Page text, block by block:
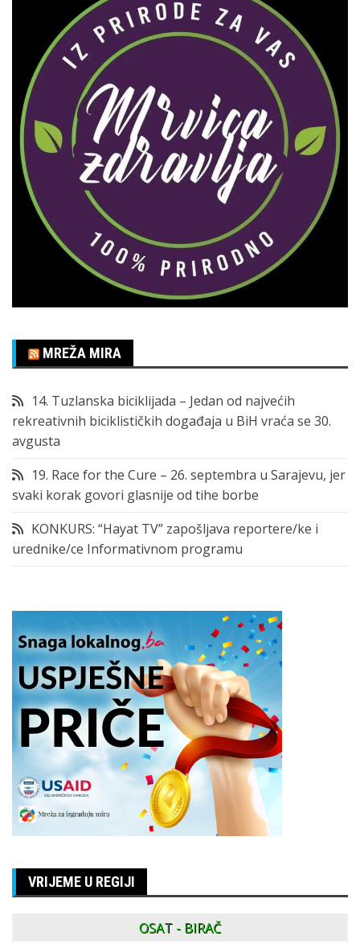
MREŽA MIRA
14. Tuzlanska biciklijada – Jedan od najvećih
rekreativnih biciklističkih događaja u BiH vraća se 30.
avgusta
19. Race for the Cure – 26. septembra u Sarajevu, jer
svaki korak govori glasnije od tihe borbe
KONKURS: “Hayat TV” zapošljava reportere/ke i
urednike/ce Informativnom programu
VRIJEME U REGIJI
OSAT - BIRAČ